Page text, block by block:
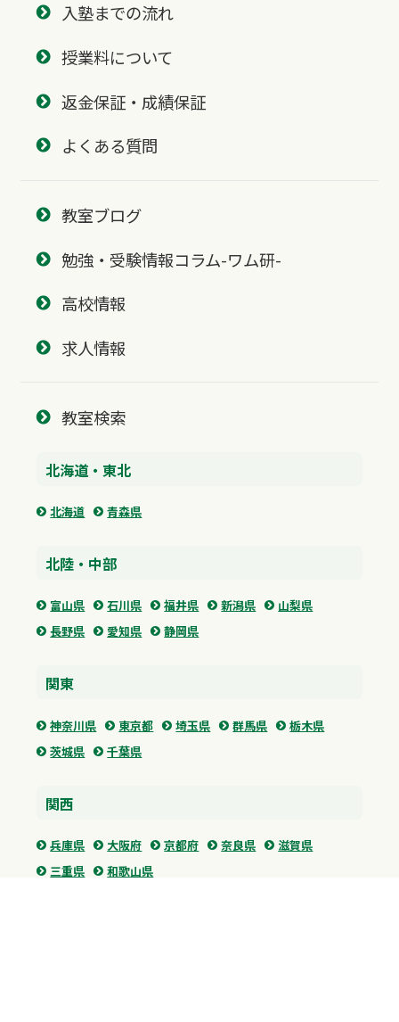
入塾までの流れ
授業料について
返金保証・成績保証
よくある質問
教室ブログ
勉強・受験情報コラム-ワム研-
高校情報
求人情報
教室検索
北海道・東北
北海道 青森県
北陸・中部
富山県 石川県 福井県 新潟県
山梨県
長野県
愛知県 静岡県
関東
神奈川県 東京都 埼玉県 群馬県
栃木県
茨城県
千葉県
関西
兵庫県 大阪府 京都府 奈良県
滋賀県
三重県
和歌山県